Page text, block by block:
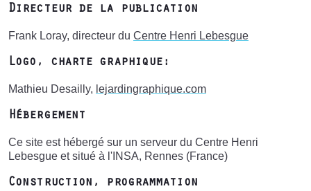
Directeur de la publication
Frank Loray, directeur du Centre Henri Lebesgue
Logo, charte graphique:
Mathieu Desailly, lejardingraphique.com
Hébergement
Ce site est hébergé sur un serveur du Centre Henri
Lebesgue et situé à l'INSA, Rennes (France)
Construction, programmation